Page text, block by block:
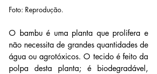
Foto: Reprodução.
O bambu é uma planta que prolifera e
não necessita de grandes quantidades de
água ou agrotóxicos. O tecido é feito da
polpa desta planta; é biodegradável,